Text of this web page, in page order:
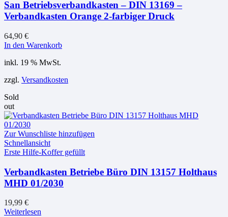
San Betriebsverbandkasten – DIN 13169 –
Verbandkasten Orange 2-farbiger Druck
64,90 €
In den Warenkorb
inkl. 19 % MwSt.
zzgl. Versandkosten
Sold
out
Zur Wunschliste hinzufügen
Schnellansicht
Erste Hilfe-Koffer gefüllt
Verbandkasten Betriebe Büro DIN 13157 Holthaus
MHD 01/2030
19,99 €
Weiterlesen